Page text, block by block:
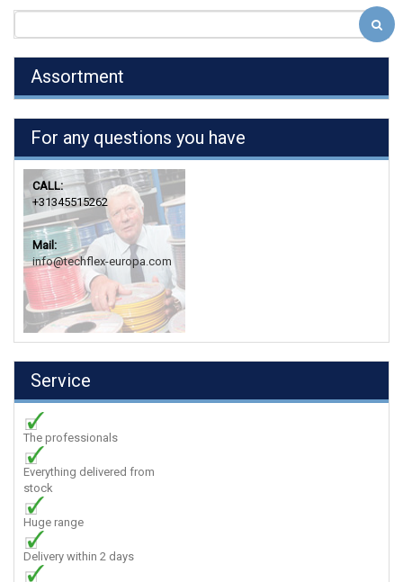
Assortment
For any questions you have
CALL:
+31345515262
Mail:
info@techflex-europa.com
Service
The professionals
Everything delivered from
stock
Huge range
Delivery within 2 days